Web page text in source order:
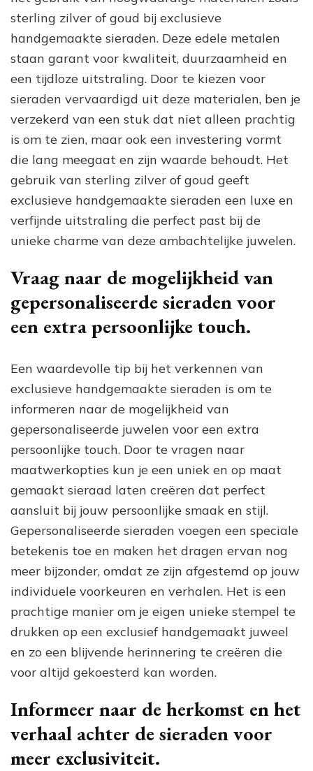
sterling zilver of goud bij exclusieve
handgemaakte sieraden. Deze edele metalen
staan garant voor kwaliteit, duurzaamheid en
een tijdloze uitstraling. Door te kiezen voor
sieraden vervaardigd uit deze materialen, ben je
verzekerd van een stuk dat niet alleen prachtig
is om te zien, maar ook een investering vormt
die lang meegaat en zijn waarde behoudt. Het
gebruik van sterling zilver of goud geeft
exclusieve handgemaakte sieraden een luxe en
verfijnde uitstraling die perfect past bij de
unieke charme van deze ambachtelijke juwelen.
Vraag naar de mogelijkheid van
gepersonaliseerde sieraden voor
een extra persoonlijke touch.
Een waardevolle tip bij het verkennen van
exclusieve handgemaakte sieraden is om te
informeren naar de mogelijkheid van
gepersonaliseerde juwelen voor een extra
persoonlijke touch. Door te vragen naar
maatwerkopties kun je een uniek en op maat
gemaakt sieraad laten creëren dat perfect
aansluit bij jouw persoonlijke smaak en stijl.
Gepersonaliseerde sieraden voegen een speciale
betekenis toe en maken het dragen ervan nog
meer bijzonder, omdat ze zijn afgestemd op jouw
individuele voorkeuren en verhalen. Het is een
prachtige manier om je eigen unieke stempel te
drukken op een exclusief handgemaakt juweel
en zo een blijvende herinnering te creëren die
voor altijd gekoesterd kan worden.
Informeer naar de herkomst en het
verhaal achter de sieraden voor
meer exclusiviteit.